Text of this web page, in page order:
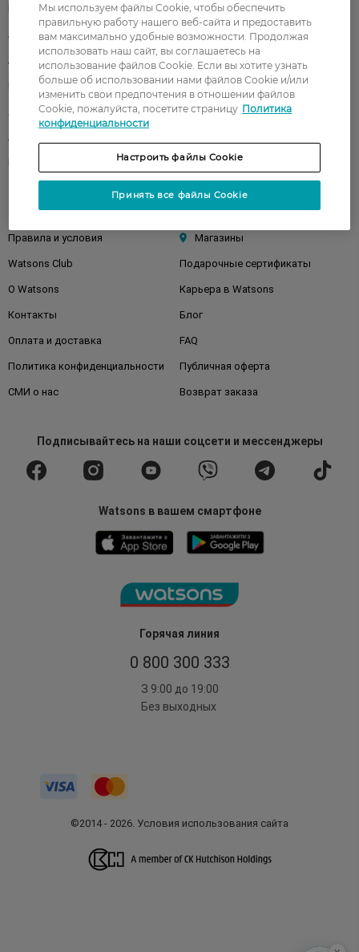
Горячая линия
0 800 300 333
З 9:00 до 19:00
Без выходных
Парфюмерия Здоровье
Акции Макияж
Лицо Тело
Подарки Детям
Волосы
Аксессуары
Клиентам
Правила и условия Магазины
Watsons Club Подарочные сертификаты
О Watsons Карьера в Watsons
Контакты Блог
Оплата и доставка FAQ
Политика конфиденциальности Публичная оферта
СМИ о нас Возврат заказа
Подписывайтесьна наши соцсети и мессенджеры
Watsons в вашем смартфоне
©2014 - 2026. Условия использования сайта
Мы используем файлы Cookie, чтобы обеспечить
правильную работу нашего веб-сайта и предоставить
вам максимально удобные возможности. Продолжая
использовать наш сайт, вы соглашаетесь на
использование файлов Cookie. Если вы хотите узнать
больше об использовании нами файлов Cookie и/или
изменить свои предпочтения в отношении файлов
Cookie, пожалуйста, посетите страницу Политика
конфиденциальности
Настроить файлы Cookie
Принять все файлы Cookie